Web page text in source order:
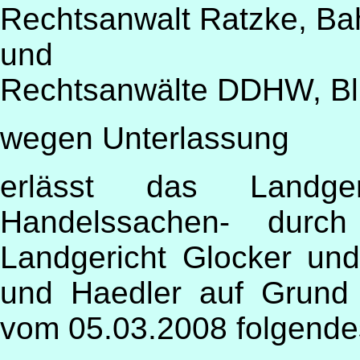
Rechtsanwalt Ratzke,
und
Rechtsanwälte DDHW,
wegen Unterlassung
erlässt das
Handelssachen-
Landgericht Glocker
und Haedler auf
vom 05.03.2008